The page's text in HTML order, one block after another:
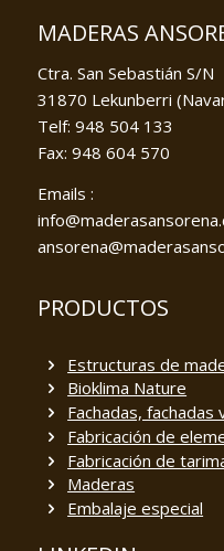
MADERAS
Ctra. San Sebastián S/N
31870 Lekunberri
Telf: 948 504 133
Fax: 948 604 570
Emails :
PRODUCTOS
Estructuras de
Bioklima Nature
Fachadas, fachadas
Fabricación de
Fabricación de
Maderas
Embalaje especial